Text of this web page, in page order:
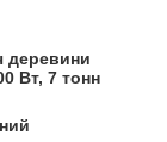
деревини
Вт, 7 тонн